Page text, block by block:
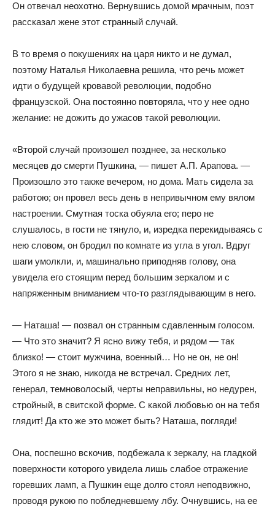
Он отвечал неохотно. Вернувшись домой мрачным, поэт
рассказал жене этот странный случай.
В то время о покушениях на царя никто и не думал,
поэтому Наталья Николаевна решила, что речь может
идти о будущей кровавой революции, подобно
французской. Она постоянно повторяла, что у нее одно
желание: не дожить до ужасов такой революции.
«Второй случай произошел позднее, за несколько
месяцев до смерти Пушкина, — пишет А.П. Арапова. —
Произошло это также вечером, но дома. Мать сидела за
работою; он провел весь день в непривычном ему вялом
настроении. Смутная тоска обуяла его; перо не
слушалось, в гости не тянуло, и, изредка перекидываясь с
нею словом, он бродил по комнате из угла в угол. Вдруг
шаги умолкли, и, машинально приподняв голову, она
увидела его стоящим перед большим зеркалом и с
напряженным вниманием что-то разглядывающим в него.
— Наташа! — позвал он странным сдавленным голосом.
— Что это значит? Я ясно вижу тебя, и рядом — так
близко! — стоит мужчина, военный… Но не он, не он!
Этого я не знаю, никогда не встречал. Средних лет,
генерал, темноволосый, черты неправильны, но недурен,
стройный, в свитской форме. С какой любовью он на тебя
глядит! Да кто же это может быть? Наташа, погляди!
Она, поспешно вскочив, подбежала к зеркалу, на гладкой
поверхности которого увидела лишь слабое отражение
горевших ламп, а Пушкин еще долго стоял неподвижно,
проводя рукою по побледневшему лбу. Очнувшись, на ее